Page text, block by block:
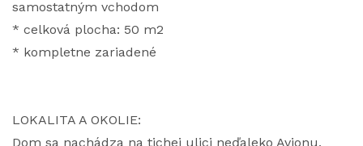
samostatným vchodom
* celková plocha: 50 m2
* kompletne zariadené
LOKALITA A OKOLIE:
Dom sa nachádza na tichej ulici neďaleko Avionu,